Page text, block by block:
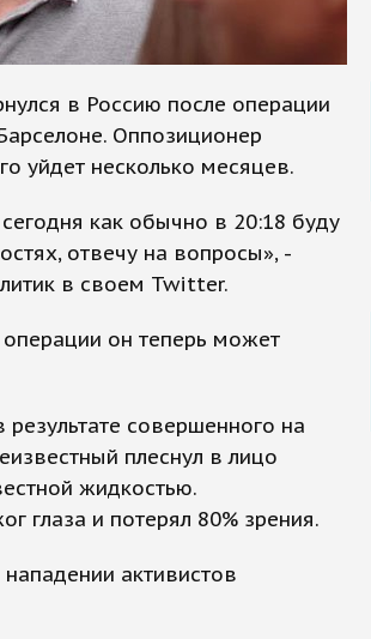
в Россию после операции
Оппозиционер
уйдет несколько месяцев.
как обычно в 20:18 буду
отвечу на вопросы», -
в своем Twitter.
он теперь может
совершенного на
плеснул в лицо
жидкостью.
глаза и потерял 80% зрения.
активистов